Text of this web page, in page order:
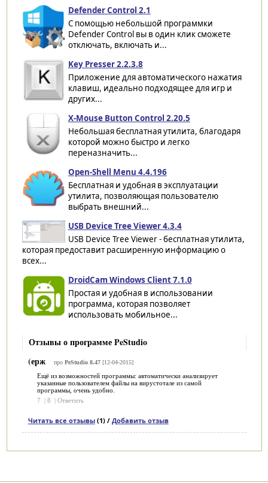
Defender Control 2.1
С помощью небольшой программки
Defender Control вы в один клик сможете
отключать, включать и...
Key Presser 2.2.3.8
Приложение для автоматического нажатия
клавиш, идеально подходящее для игр и
других...
X-Mouse Button Control 2.20.5
Небольшая бесплатная утилита, благодаря
которой можно быстро и легко
переназначить...
Open-Shell Menu 4.4.196
Бесплатная и удобная в эксплуатации
утилита, позволяющая пользователю
выбрать внешний...
USB Device Tree Viewer 4.3.4
USB Device Tree Viewer - бесплатная утилита,
которая предоставит расширенную информацию о
всех...
DroidCam Windows Client 7.1.0
Простая и удобная в использовании
программа, которая позволяет
использовать мобильное...
Отзывы о программе PeStudio
(ерж
про PeStudio 8.47[12-04-2015]
Ещё из возможностей программы: автоматически анализирует
указанные пользователем файлы на вирустотале из самой
программы, очень удобно.
7
8 Ответить
Читать все отзывы(1) / Добавить отзыв